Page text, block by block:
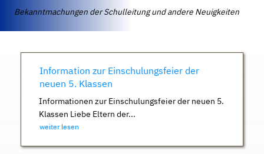
Bekanntmachungen der Schulleitung und andere Neuigkeiten
Information zur Einschulungsfeier der
neuen 5. Klassen
Informationen zur Einschulungsfeier der neuen 5.
Klassen Liebe Eltern der...
weiter lesen